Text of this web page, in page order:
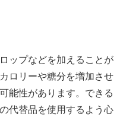
ップなどを加えることが
ロリーや糖分を増加させ
能性があります。できる
代替品を使用するよう心